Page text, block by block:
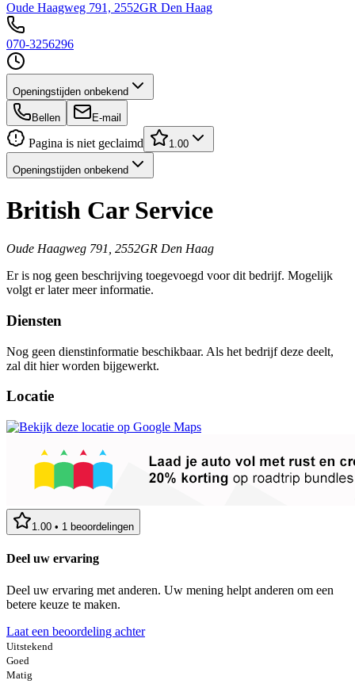
Oude Haagweg 791, 2552GR Den Haag
070-3256296
Openingstijden onbekend
Bellen E-mail
Pagina is niet geclaimd 1.00
Openingstijden onbekend
British Car Service
Oude Haagweg 791, 2552GR Den Haag
Er is nog geen beschrijving toegevoegd voor dit bedrijf. Mogelijk
volgt er later meer informatie.
Diensten
Nog geen dienstinformatie beschikbaar. Als het bedrijf deze deelt,
zal dit hier worden bijgewerkt.
Locatie
1.00 • 1 beoordelingen
Deel uw ervaring
Deel uw ervaring met anderen. Uw mening helpt anderen om een
betere keuze te maken.
Laat een beoordeling achter
Uitstekend
Goed
Matig